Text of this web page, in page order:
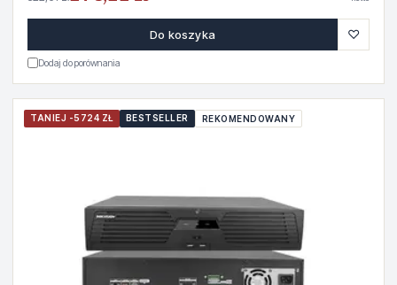
Do koszyka ♡
Dodaj do porównania
TANIEJ -5724 ZŁ BESTSELLER REKOMENDOWANY